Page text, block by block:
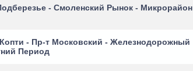
- Смоленский Рынок - Микрорайон
- Пр-т Московский - Железнодорожный
Период